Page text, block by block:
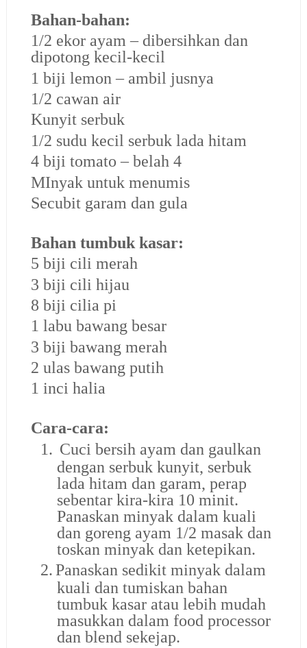
Bahan-bahan:
1/2 ekor ayam – dibersihkan dan
dipotong kecil-kecil
1 biji lemon – ambil jusnya
1/2 cawan air
Kunyit serbuk
1/2 sudu kecil serbuk lada hitam
4 biji tomato – belah 4
MInyak untuk menumis
Secubit garam dan gula
Bahan tumbuk kasar:
5 biji cili merah
3 biji cili hijau
8 biji cilia pi
1 labu bawang besar
3 biji bawang merah
2 ulas bawang putih
1 inci halia
Cara-cara:
1. Cuci bersih ayam dan gaulkan
dengan serbuk kunyit, serbuk
lada hitam dan garam, perap
sebentar kira-kira 10 minit.
Panaskan minyak dalam kuali
dan goreng ayam 1/2 masak dan
toskan minyak dan ketepikan.
2. Panaskan sedikit minyak dalam
kuali dan tumiskan bahan
tumbuk kasar atau lebih mudah
masukkan dalam food processor
dan blend sekejap.